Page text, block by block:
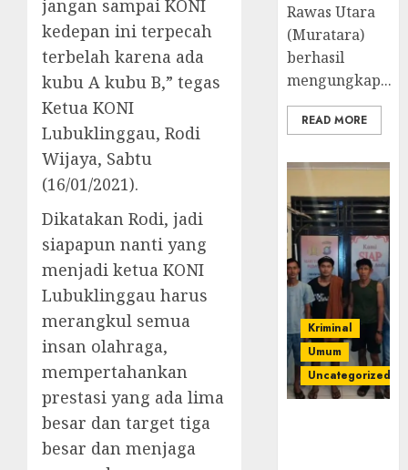
jangan sampai KONI
kedepan ini terpecah
terbelah karena ada
kubu A kubu B,” tegas
Ketua KONI
Lubuklinggau, Rodi
Wijaya, Sabtu
(16/01/2021).
Dikatakan Rodi, jadi
siapapun nanti yang
menjadi ketua KONI
Lubuklinggau harus
merangkul semua
insan olahraga,
mempertahankan
prestasi yang ada lima
besar dan target tiga
besar dan menjaga
Rawas Utara
(Muratara)
berhasil
mengungkap...
READ MORE
Kriminal
Umum
Uncategorized